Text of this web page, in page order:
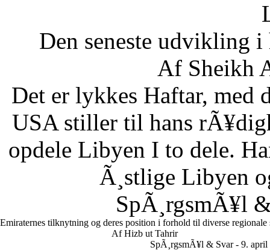
Den seneste udvikling
Af Sheikh
Det er lykkes Haftar, med
USA stiller til hans
opdele Libyen I to dele.
Ã¸stlige Libyen
SpÃ¸rgsmÃ¥l
Emiraternes tilknytning og deres position i forhold til diverse regionale
Af Hizb ut Tahrir
SpÃ¸rgsmÃ¥l & Svar - 9. april